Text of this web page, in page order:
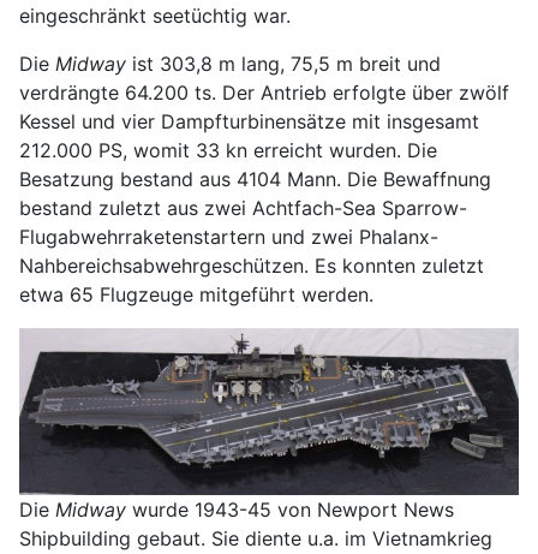
eingeschränkt seetüchtig war.
Die Midway ist 303,8 m lang, 75,5 m breit und
verdrängte 64.200 ts. Der Antrieb erfolgte über zwölf
Kessel und vier Dampfturbinensätze mit insgesamt
212.000 PS, womit 33 kn erreicht wurden. Die
Besatzung bestand aus 4104 Mann. Die Bewaffnung
bestand zuletzt aus zwei Achtfach-Sea Sparrow-
Flugabwehrraketenstartern und zwei Phalanx-
Nahbereichsabwehrgeschützen. Es konnten zuletzt
etwa 65 Flugzeuge mitgeführt werden.
Die Midway wurde 1943-45 von Newport News
Shipbuilding gebaut. Sie diente u.a. im Vietnamkrieg